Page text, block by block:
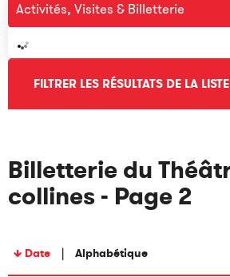
Activités, Visites & Billetterie
FILTRER LES RÉSULTATS DE LA LISTE
Billetterie du
collines - Page 2
Date Alphabétique